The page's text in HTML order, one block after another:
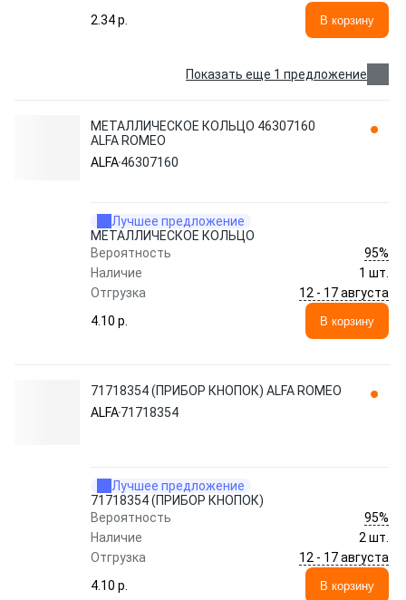
2.34 p.
В корзину
Показать еще 1 предложение
МЕТАЛЛИЧЕСКОЕ КОЛЬЦО 46307160
ALFA ROMEO
ALFA46307160
Лучшее предложение
МЕТАЛЛИЧЕСКОЕ КОЛЬЦО
Вероятность
95%
Наличие
1 шт.
Отгрузка
12 - 17 августа
4.10 p.
В корзину
71718354 (ПРИБОР КНОПОК) ALFA ROMEO
ALFA71718354
Лучшее предложение
71718354 (ПРИБОР КНОПОК)
Вероятность
95%
Наличие
2 шт.
Отгрузка
12 - 17 августа
4.10 p.
В корзину